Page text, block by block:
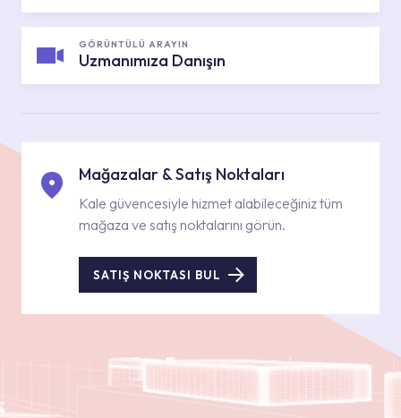
GÖRÜNTÜLÜ ARAYIN
Uzmanımıza Danışın
Mağazalar & Satış Noktaları
Kale güvencesiyle hizmet alabileceğiniz tüm
mağaza ve satış noktalarını görün.
SATIŞ NOKTASI BUL